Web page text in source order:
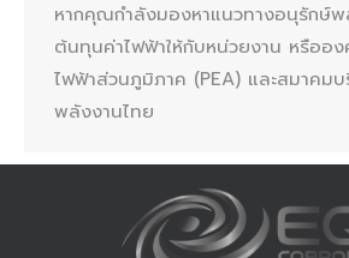
หากคุณกำลังมองหาแนวทางอนุรักษ์
ต้นทุนค่าไฟฟ้าให้กับหน่วยงาน หรืออ
ไฟฟ้าส่วนภูมิภาค (PEA) และสมาคม
พลังงานไทย